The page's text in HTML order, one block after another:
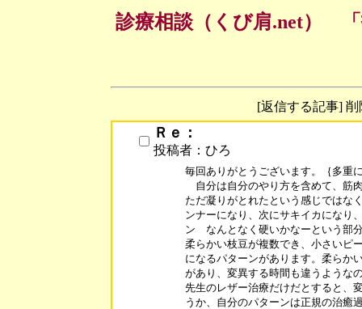
診療相談（くび肩.net）
[返信する記事]
Ｒｅ：
投稿者：ひろ
毎回ありがとうございます。｛多重
自分は自分のやり方を含めて、筋
ただ凝りがとれたという感じではな
ンナーになり、次にサキイカになり
ン　なんとなく硬いかなーという部
柔らかい枝豆が複数でき、小さいピ
になるパターンがあります。柔らか
があり、変異する時間も違うような
先生のレザー治療だけだとすると、
うか、自分のパターンは正規の治癒